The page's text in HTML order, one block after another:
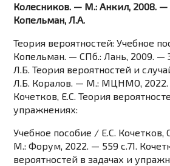
Колесников. — М.: Анкил, 2008. —
Копельман, Л.А.
Теория вероятностей: Учебное
Копельман. — СПб.: Лань, 2009. —
Л.Б. Теория вероятностей и
Л.Б. Коралов. — М.: МЦНМО, 2022.
Кочетков, Е.С. Теория
упражнениях:
Учебное пособие / Е.С. Кочетков,
М.: Форум, 2022. — 559 c.71.
вероятностей в задачах и